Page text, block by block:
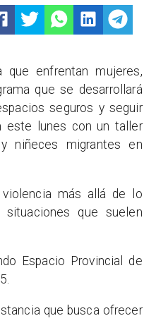
enfrentan mujeres,
que se desarrollará
seguros y seguir
este lunes con un taller
niñeces migrantes en
más allá de lo
que suelen
Espacio Provincial de
que busca ofrecer